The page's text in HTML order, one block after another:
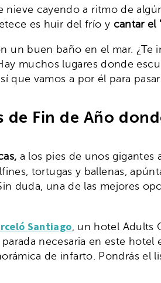
cayendo a ritmo de
es huir del frío y cantar el
buen baño en el mar. ¿Te
muchos lugares donde
que vamos a por él para pasar
Fin de Año
a los pies de unos gigantes
tortugas y ballenas,
duda, una de las mejores
Santiago , un hotel Adults
necesaria en este
de infarto. Pondrás el